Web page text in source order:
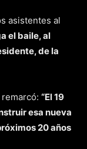
asistentes al
el baile, al
de la
“El 19
esa nueva
20 años